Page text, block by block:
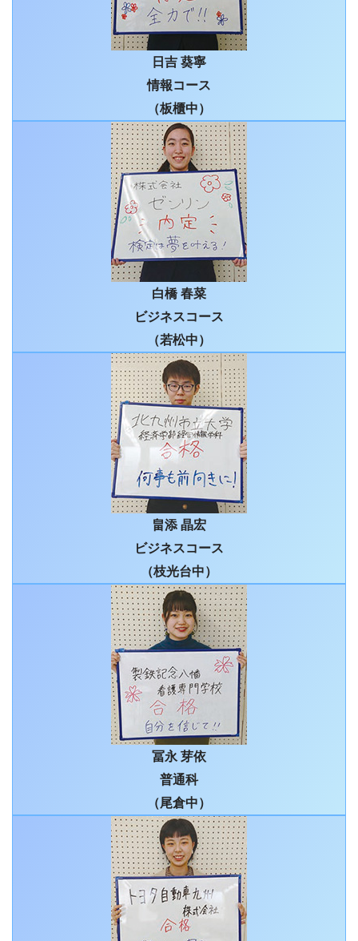
日吉 葵寧
情報コース
（板櫃中）
白橋 春菜
ビジネスコース
（若松中）
畠添 晶宏
ビジネスコース
（枝光台中）
冨永 芽依
普通科
（尾倉中）